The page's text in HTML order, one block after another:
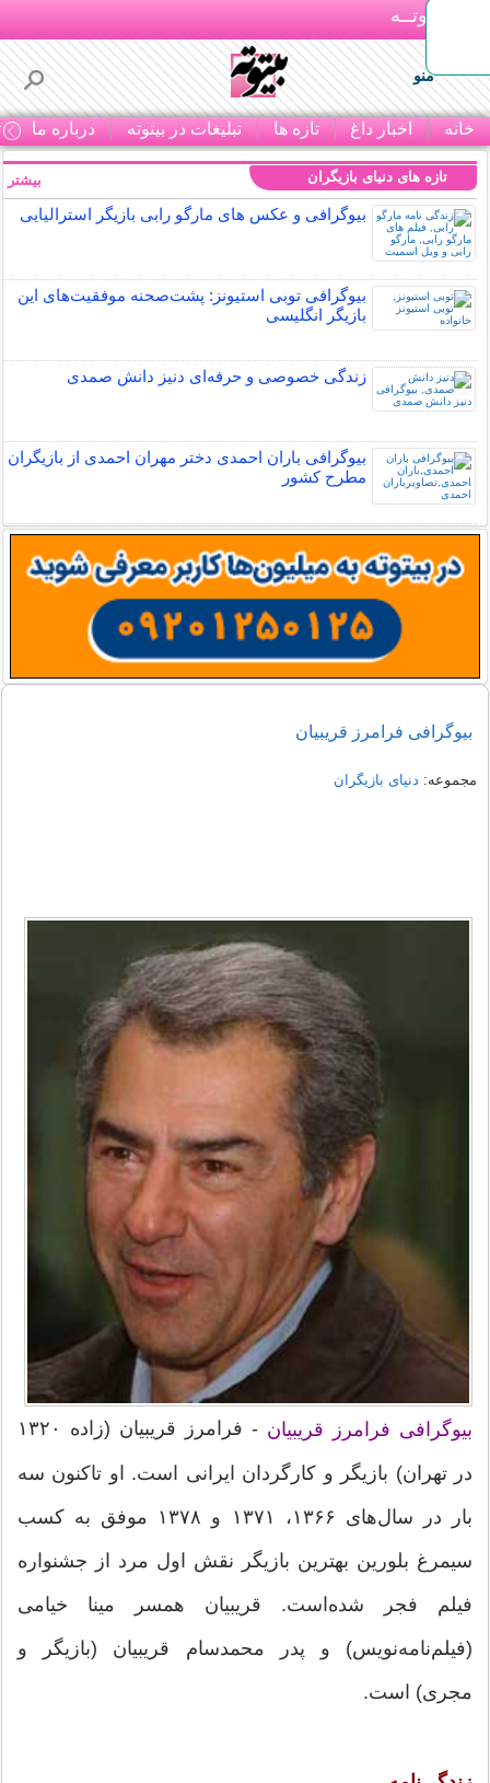
بـیتوتــه
منو
خانه اخبار داغ تازه ها تبلیغات در بیتوته درباره ما
تازه های دنیای بازیگران
بیوگرافی و عکس های مارگو رابی بازیگر استرالیایی
بیوگرافی توبی استیونز: پشت‌صحنه موفقیت‌های این
بازیگر انگلیسی
زندگی خصوصی و حرفه‌ای دنیز دانش صمدی
بیوگرافی باران احمدی دختر مهران احمدی از بازیگران
مطرح کشور
بیشتر
بیوگرافی فرامرز قریبیان
مجموعه: دنیای بازیگران
بیوگرافی فرامرز قریبیان - فرامرز قریبیان (زاده ۱۳۲۰
در تهران) بازیگر و کارگردان ایرانی است. او تاکنون سه
بار در سال‌های ۱۳۶۶، ۱۳۷۱ و ۱۳۷۸ موفق به کسب
سیمرغ بلورین بهترین بازیگر نقش اول مرد از جشنواره
فیلم فجر شده‌است. قریبیان همسر مینا خیامی
(فیلم‌نامه‌نویس) و پدر محمدسام قریبیان (بازیگر و
مجری) است.